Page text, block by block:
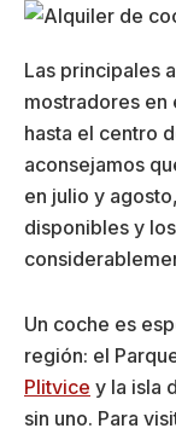
Las principales
mostradores en
hasta el centro
aconsejamos
en julio y
disponibles y
Un coche es
región: el
Plitvice y la isla
sin uno. Para